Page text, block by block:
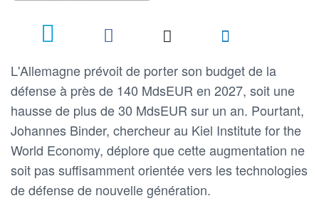
L'Allemagne prévoit de porter son budget de la
défense à près de 140 MdsEUR en 2027, soit une
hausse de plus de 30 MdsEUR sur un an. Pourtant,
Johannes Binder, chercheur au Kiel Institute for the
World Economy, déplore que cette augmentation ne
soit pas suffisamment orientée vers les technologies
de défense de nouvelle génération.